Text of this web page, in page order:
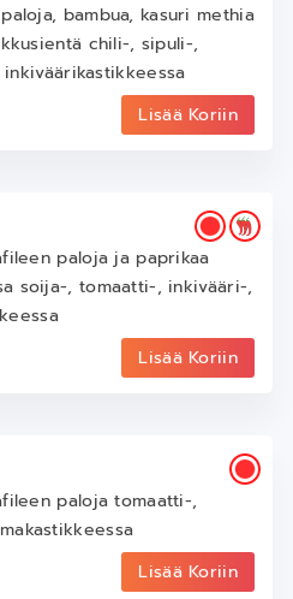
bambua, kasuri methia
chili-, sipuli-,
Lisää Koriin
paloja ja paprikaa
soija-, tomaatti-, inkivääri-,
Lisää Koriin
paloja tomaatti-,
Lisää Koriin